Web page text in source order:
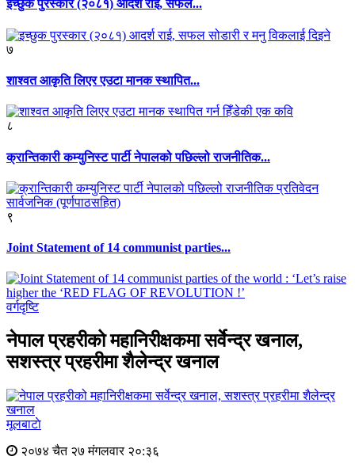
इच्छुक पुरस्कार (२०८१) आदर्श राई, सफल...
७
शाश्वत आकृति लिएर एउटा मानक स्थापित...
८
क्रान्तिकारी कम्युनिस्ट पार्टी नेपालको पछिल्लो राजनीतिक...
९
Joint Statement of 14 communist parties...
वर्गदृष्टि
नेपाल प्रहरीको महानिरीक्षकमा सर्वेन्द्र खनाल,
सशस्त्र प्रहरीमा शैलेन्द्र खनाल
मूलबाटाे
२०७४ चैत २७ मंगलवार २०:३६